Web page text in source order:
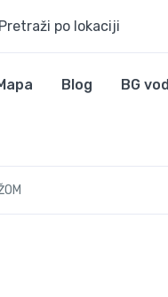
Pretraži po lokaciji
Blog BG